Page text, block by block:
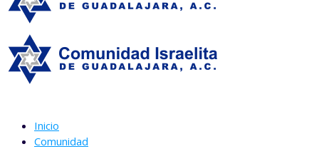
Inicio
Comunidad